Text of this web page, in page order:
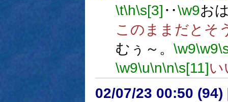
\t\h\s[3] ‥\w9お
このままだとそ
むぅ～。 \w9\w9
\w9\u\n\n\s[11]い
02/07/23 00:50 (94)